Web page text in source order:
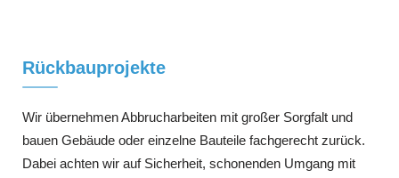
Rückbauprojekte
Wir übernehmen Abbrucharbeiten mit großer Sorgfalt und
bauen Gebäude oder einzelne Bauteile fachgerecht zurück.
Dabei achten wir auf Sicherheit, schonenden Umgang mit